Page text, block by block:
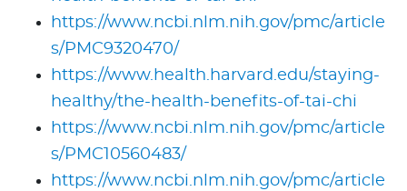
https://www.ncbi.nlm.nih.gov/pmc/article
s/PMC9320470/
https://www.health.harvard.edu/staying-
healthy/the-health-benefits-of-tai-chi
https://www.ncbi.nlm.nih.gov/pmc/article
s/PMC10560483/
https://www.ncbi.nlm.nih.gov/pmc/article